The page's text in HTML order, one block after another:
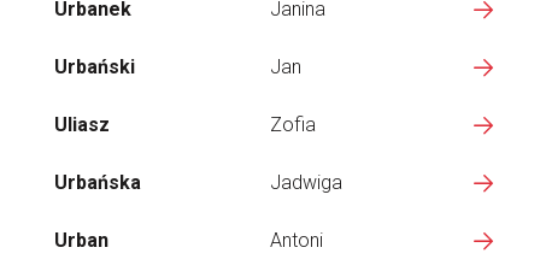
Urbanek Janina
Urbański Jan
Uliasz Zofia
Urbańska Jadwiga
Urban Antoni